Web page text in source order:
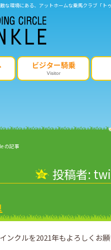
な環境にある、アットホームな乗馬クラブ「トゥ
ビジター騎乗
Visitor
の記事
投稿者:
ンクルを2021年もよろしくお願